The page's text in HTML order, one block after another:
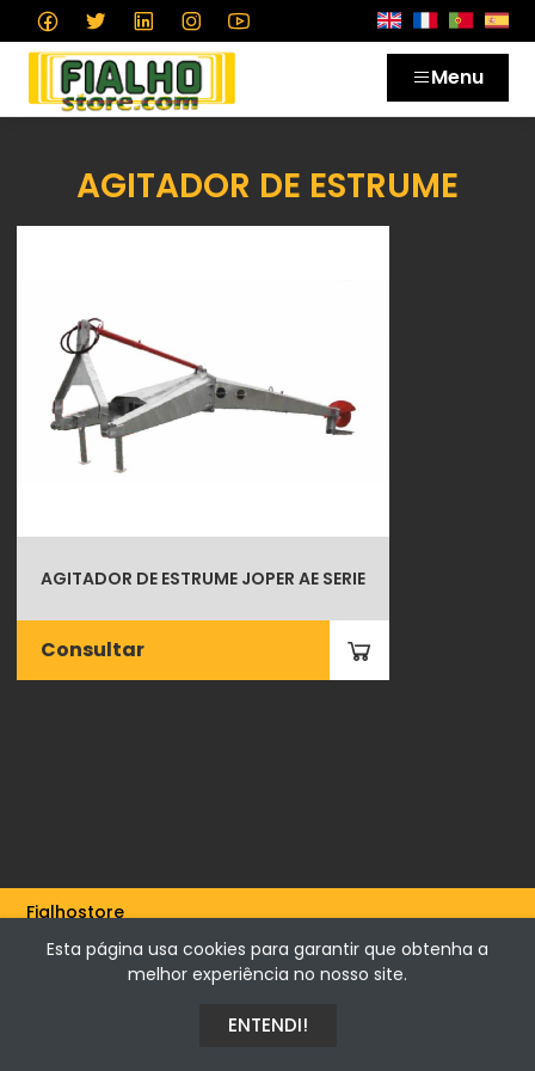
Menu
AGITADOR DE ESTRUME
AGITADOR DE ESTRUME JOPER AE SERIE
Consultar
Fialhostore
Fialho & Irmão,Lda. | Horta de Barreiros 7005-208 Évora -
Portugal | NIF 500115206
Esta página usa cookies para garantir que obtenha a
melhor experiência no nosso site.
ENTENDI!